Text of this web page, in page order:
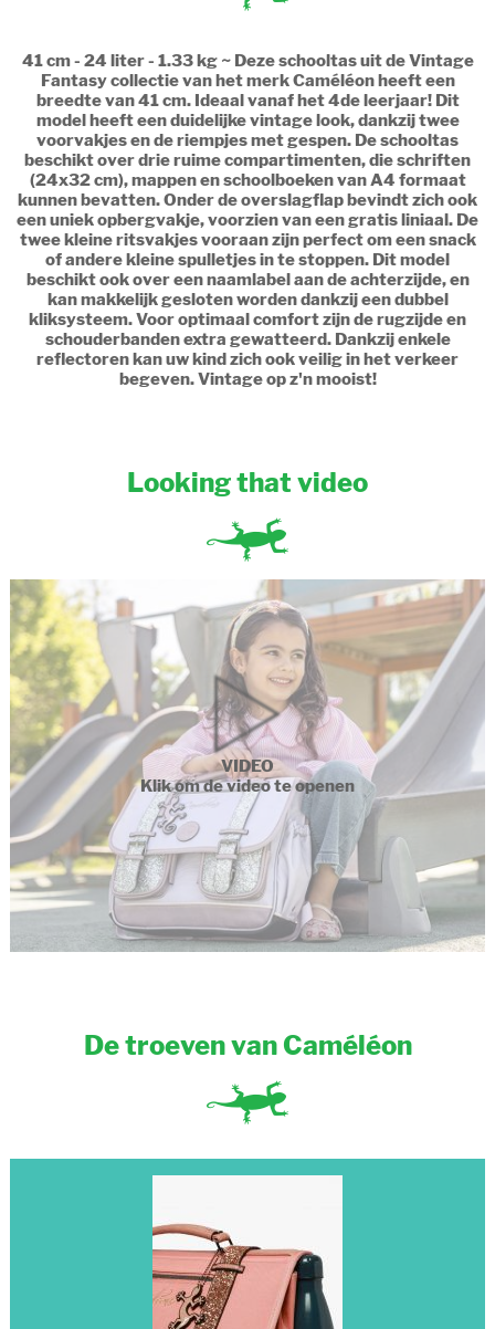
41 cm - 24 liter - 1.33 kg ~ Deze schooltas uit de Vintage
Fantasy collectie van het merk Caméléon heeft een
breedte van 41 cm. Ideaal vanaf het 4de leerjaar! Dit
model heeft een duidelijke vintage look, dankzij twee
voorvakjes en de riempjes met gespen. De schooltas
beschikt over drie ruime compartimenten, die schriften
(24x32 cm), mappen en schoolboeken van A4 formaat
kunnen bevatten. Onder de overslagflap bevindt zich ook
een uniek opbergvakje, voorzien van een gratis liniaal. De
twee kleine ritsvakjes vooraan zijn perfect om een snack
of andere kleine spulletjes in te stoppen. Dit model
beschikt ook over een naamlabel aan de achterzijde, en
kan makkelijk gesloten worden dankzij een dubbel
kliksysteem. Voor optimaal comfort zijn de rugzijde en
schouderbanden extra gewatteerd. Dankzij enkele
reflectoren kan uw kind zich ook veilig in het verkeer
begeven. Vintage op z'n mooist!
Looking that video
VIDEO
Klik om de video te openen
De troeven van Caméléon